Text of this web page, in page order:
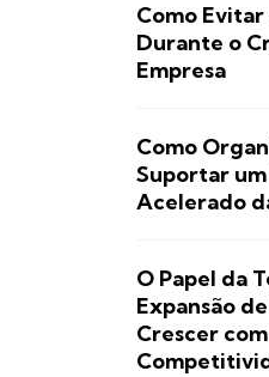
Como Evitar
Durante o
Empresa
Como
Suportar
Acelerado
O Papel da
Expansão
Crescer